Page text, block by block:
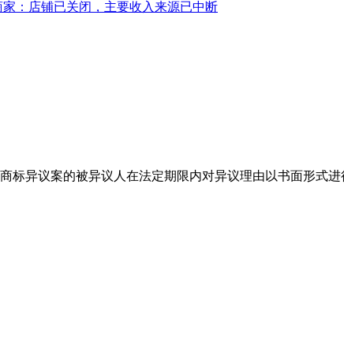
：店铺已关闭，主要收入来源已中断
标异议案的被异议人在法定期限内对异议理由以书面形式进